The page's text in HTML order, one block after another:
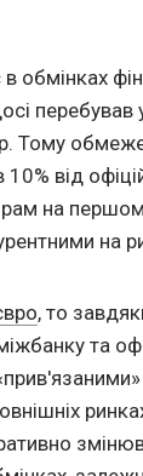
обмінках
Тому
від
на
на
, то
та